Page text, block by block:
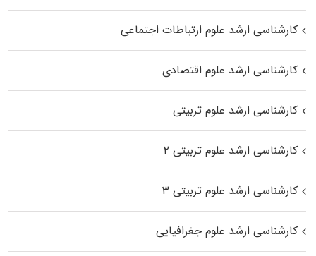
کارشناسی ارشد علوم ارتباطات اجتماعی
کارشناسی ارشد علوم اقتصادی
کارشناسی ارشد علوم تربیتی
کارشناسی ارشد علوم تربیتی ۲
کارشناسی ارشد علوم تربیتی ۳
کارشناسی ارشد علوم جغرافیایی